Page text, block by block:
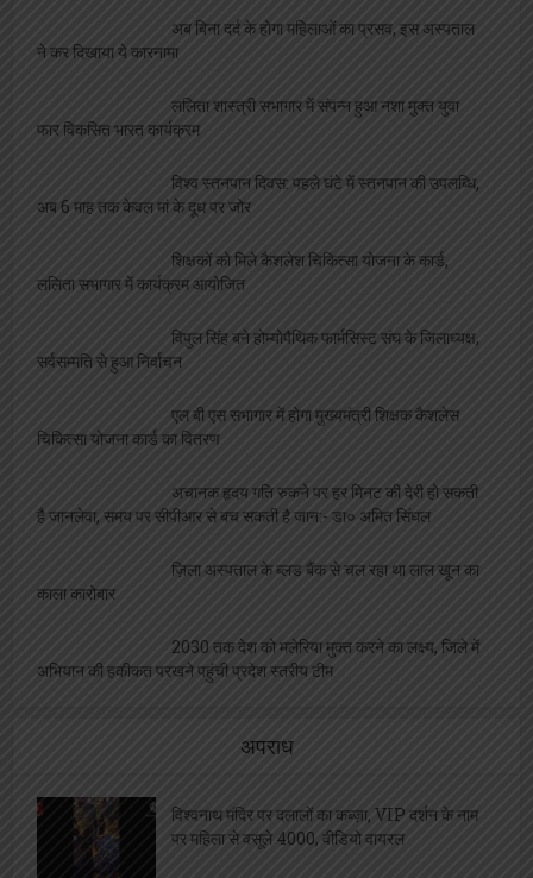
अब बिना दर्द के होगा महिलाओं का प्रसव, इस अस्पताल
ने कर दिखाया ये कारनामा
ललिता शास्त्री सभागार में संपन्न हुआ नशा मुक्त युवा
फार विकसित भारत कार्यक्रम
विश्व स्तनपान दिवस: पहले घंटे में स्तनपान की उपलब्धि,
अब 6 माह तक केवल मां के दूध पर जोर
शिक्षकों को मिले कैशलेश चिकित्सा योजना के कार्ड,
ललिता सभागार में कार्यक्रम आयोजित
विपुल सिंह बने होम्योपैथिक फार्मसिस्ट संघ के जिलाध्यक्ष,
सर्वसम्मति से हुआ निर्वाचन
एल बी एस सभागार में होगा मुख्यमंत्री शिक्षक कैशलेस
चिकित्सा योजना कार्ड का वितरण
अचानक हृदय गति रुकने पर हर मिनट की देरी हो सकती
है जानलेवा, समय पर सीपीआर से बच सकती है जान:- डा० अमित सिंघल
ज़िला अस्पताल के ब्लड बैंक से चल रहा था लाल खून का
काला कारोबार
2030 तक देश को मलेरिया मुक्त करने का लक्ष्य, जिले में
अभियान की हकीकत परखने पहुंची प्रदेश स्तरीय टीम
अपराध
विश्वनाथ मंदिर पर दलालों का कब्ज़ा, VIP दर्शन के नाम
पर महिला से वसूले 4000, वीडियो वायरल